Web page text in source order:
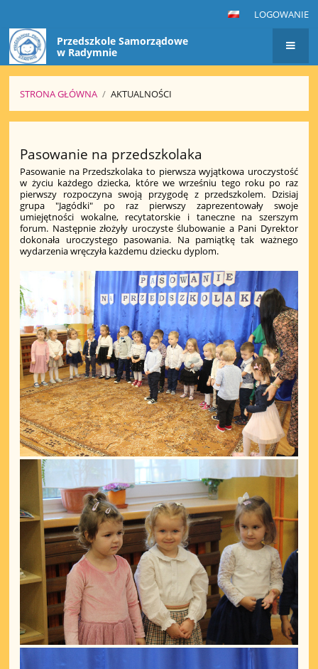
LOGOWANIE
Przedszkole Samorządowe
w Radymnie
STRONA GŁÓWNA / AKTUALNOŚCI
Pasowanie na przedszkolaka
Pasowanie na Przedszkolaka to pierwsza wyjątkowa uroczystość
w życiu każdego dziecka, które we wrześniu tego roku po raz
pierwszy rozpoczyna swoją przygodę z przedszkolem. Dzisiaj
grupa "Jagódki" po raz pierwszy zaprezentowały swoje
umiejętności wokalne, recytatorskie i taneczne na szerszym
forum. Następnie złożyły uroczyste ślubowanie a Pani Dyrektor
dokonała uroczystego pasowania. Na pamiątkę tak ważnego
wydarzenia wręczyła każdemu dziecku dyplom.